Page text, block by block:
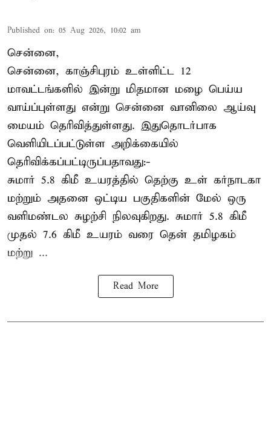
Published on: 05 Aug 2026, 10:02 am
சென்னை,
சென்னை, காஞ்சிபுரம் உள்ளிட்ட 12
மாவட்டங்களில் இன்று மிதமான மழை பெய்ய
வாய்ப்புள்ளது என்று சென்னை வானிலை ஆய்வு
மையம் தெரிவித்துள்ளது. இதுதொடர்பாக
வெளியிடப்பட்டுள்ள அறிக்கையில்
தெரிவிக்கப்பட்டிருப்பதாவது:-
சுமார் 5.8 கிமீ உயரத்தில் தெற்கு உள் கர்நாடகா
மற்றும் அதனை ஒட்டிய பகுதிகளின் மேல் ஒரு
வளிமண்டல சுழற்சி நிலவுகிறது. சுமார் 5.8 கிமீ
முதல் 7.6 கிமீ உயரம் வரை தென் தமிழகம்
மற்று ...
Read More